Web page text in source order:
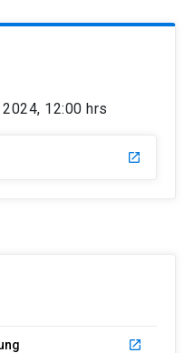
12:00 hrs
launch
launch